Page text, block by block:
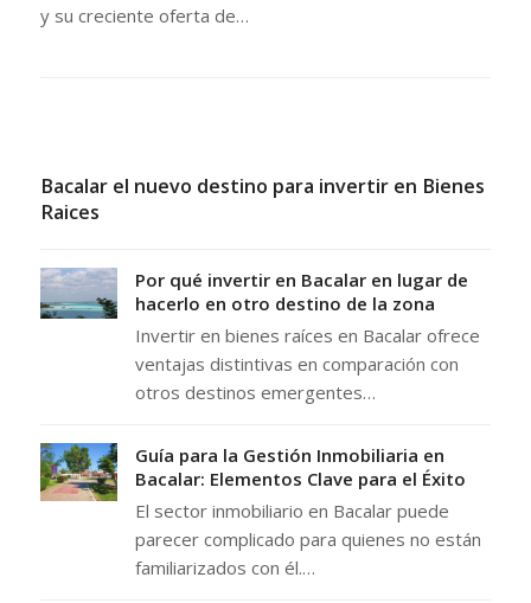
y su creciente oferta de…
Bacalar el nuevo destino para invertir en Bienes
Raices
Por qué invertir en Bacalar en lugar de
hacerlo en otro destino de la zona
Invertir en bienes raíces en Bacalar ofrece
ventajas distintivas en comparación con
otros destinos emergentes…
Guía para la Gestión Inmobiliaria en
Bacalar: Elementos Clave para el Éxito
El sector inmobiliario en Bacalar puede
parecer complicado para quienes no están
familiarizados con él.…